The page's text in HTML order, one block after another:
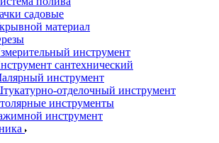
садовые
материал
инструмент
сантехнический
инструмент
отделочный инструмент
инструменты
инструмент